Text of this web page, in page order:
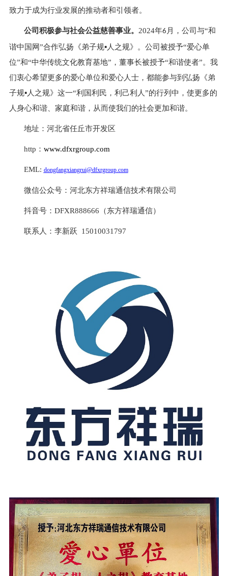
致力于成为行业发展的推动者和引领者。
公司积极参与社会公益慈善事业。 2024年6 月，公司与“和
谐中国网”合作弘扬《弟子规▪人之规》。公司被授予“爱心单
位”和“中华传统文化教育基地”，董事长被授予“和谐使者”。我
们衷心希望更多的爱心单位和爱心人士，都能参与到弘扬《弟
子规▪人之规》这一“利国利民，利己利人”的行列中，使更多的
人身心和谐、家庭和谐，从而使我们的社会更加和谐。
地址：河北省任丘市开发区
http： www.dfxrgroup.com
EML: dongfangxiangrui@dfxrgroup.com
微信公众号：河北东方祥瑞通信技术有限公司
抖音号： DFXR888666（东方祥瑞通信）
联系人：李新跃 15010031797